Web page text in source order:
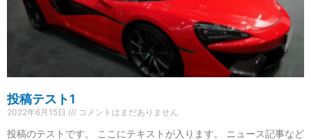
投稿テスト1
2022年6月15日 コメントはまだありません
投稿のテストです。 ここにテキストが入ります。 ニュース記事など